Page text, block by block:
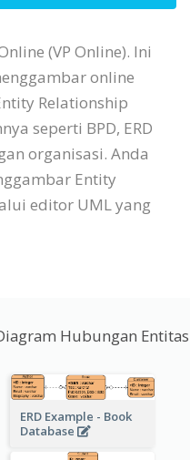
(VP Online). Ini
online
Relationship
seperti BPD, ERD
organisasi. Anda
Entity
editor UML yang
Hubungan Entitas
ERD Example - Book
Database